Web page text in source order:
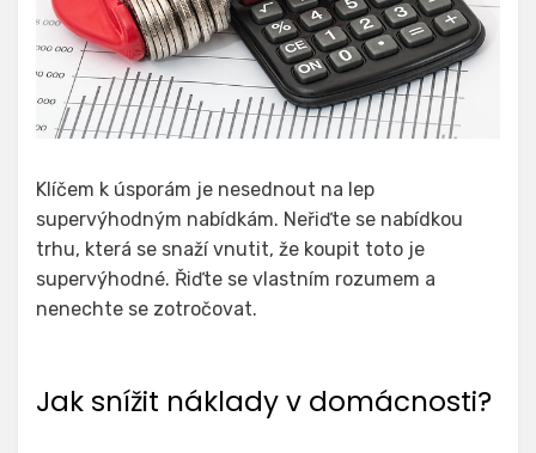
Klíčem k úsporám je nesednout na lep
supervýhodným nabídkám. Neřiďte se nabídkou
trhu, která se snaží vnutit, že koupit toto je
supervýhodné. Řiďte se vlastním rozumem a
nenechte se zotročovat.
Jak snížit náklady v domácnosti?